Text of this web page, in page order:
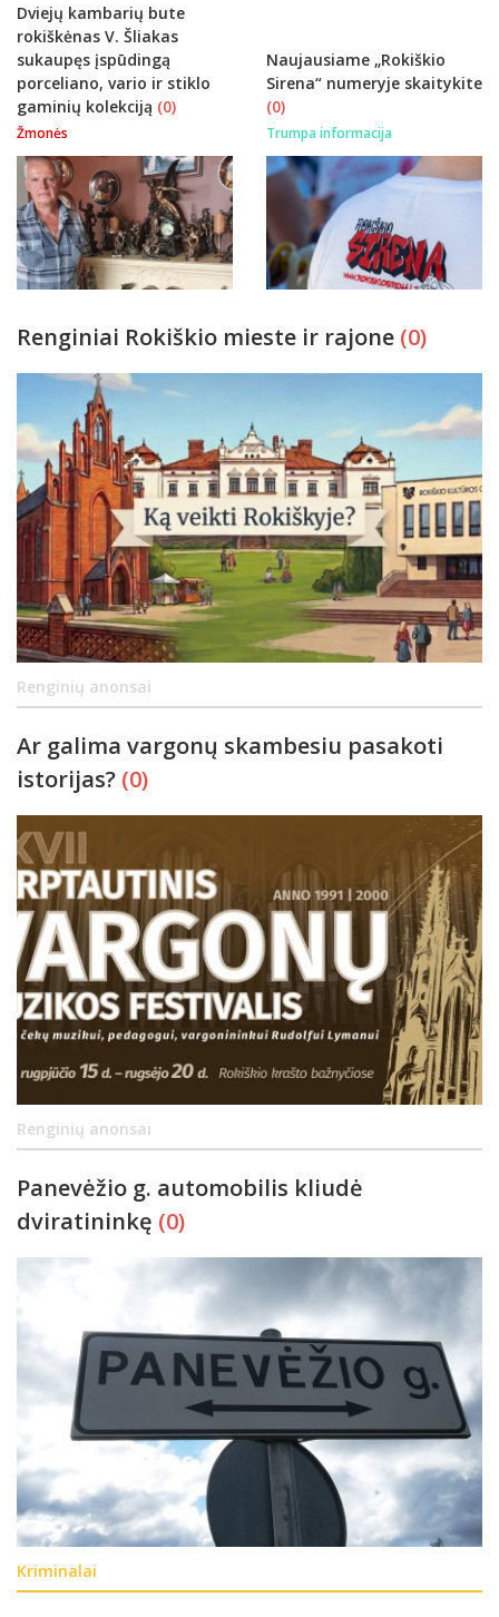
Dviejų kambarių bute
rokiškėnas V. Šliakas
sukaupęs įspūdingą
porceliano, vario ir stiklo
gaminių kolekciją (0)
Žmonės
Naujausiame „Rokiškio
Sirena“ numeryje skaitykite
(0)
Trumpa informacija
Renginiai Rokiškio mieste ir rajone (0)
Renginių anonsai
Ar galima vargonų skambesiu pasakoti
istorijas? (0)
Renginių anonsai
Panevėžio g. automobilis kliudė
dviratininkę (0)
Kriminalai